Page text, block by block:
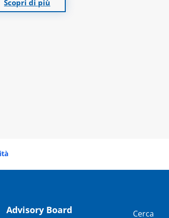
Scopri di più
Advisory Board